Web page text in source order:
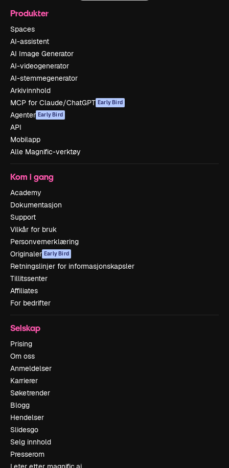
Produkter
Spaces
AI-assistent
AI Image Generator
AI-videogenerator
AI-stemmegenerator
Arkivinnhold
MCP for Claude/ChatGPT Early Bird
Agenter Early Bird
API
Mobilapp
Alle Magnific-verktøy
Kom i gang
Academy
Dokumentasjon
Support
Vilkår for bruk
Personvernerklæring
Originaler Early Bird
Retningslinjer for informasjonskapsler
Tillitssenter
Affiliates
For bedrifter
Selskap
Prising
Om oss
Anmeldelser
Karrierer
Søketrender
Blogg
Hendelser
Slidesgo
Selg innhold
Presserom